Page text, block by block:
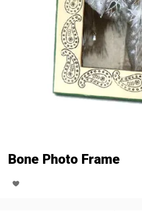
Bone Photo Frame